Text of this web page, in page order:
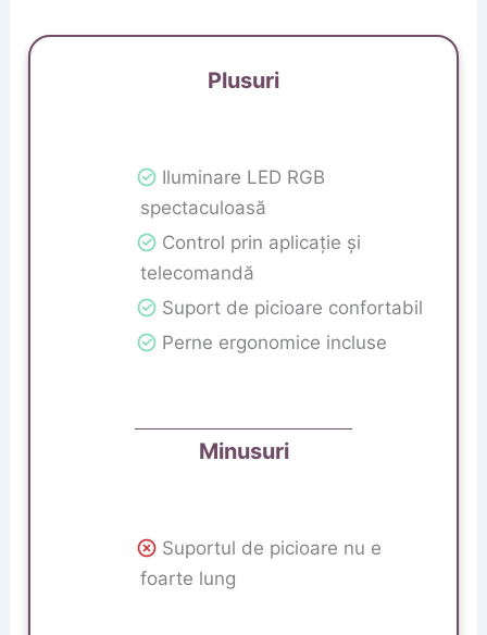
Plusuri
Iluminare LED RGB
spectaculoasă
Control prin aplicație și
telecomandă
Suport de picioare confortabil
Perne ergonomice incluse
Minusuri
Suportul de picioare nu e
foarte lung